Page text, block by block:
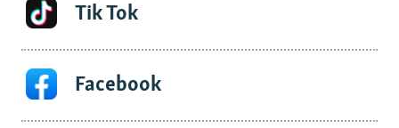
Tik Tok
Facebook